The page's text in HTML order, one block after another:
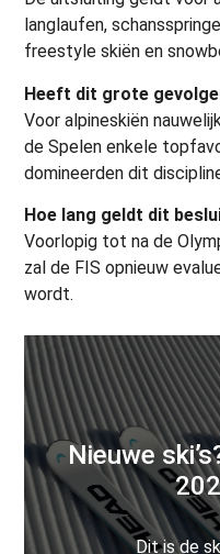
langlaufen,
freestyle skiën en
Heeft dit grote
Voor alpineskiën
de Spelen enkele
domineerden dit
Hoe lang geldt dit
Voorlopig tot na de
zal de FIS opnieuw
wordt.
Nieuwe
Dit is de